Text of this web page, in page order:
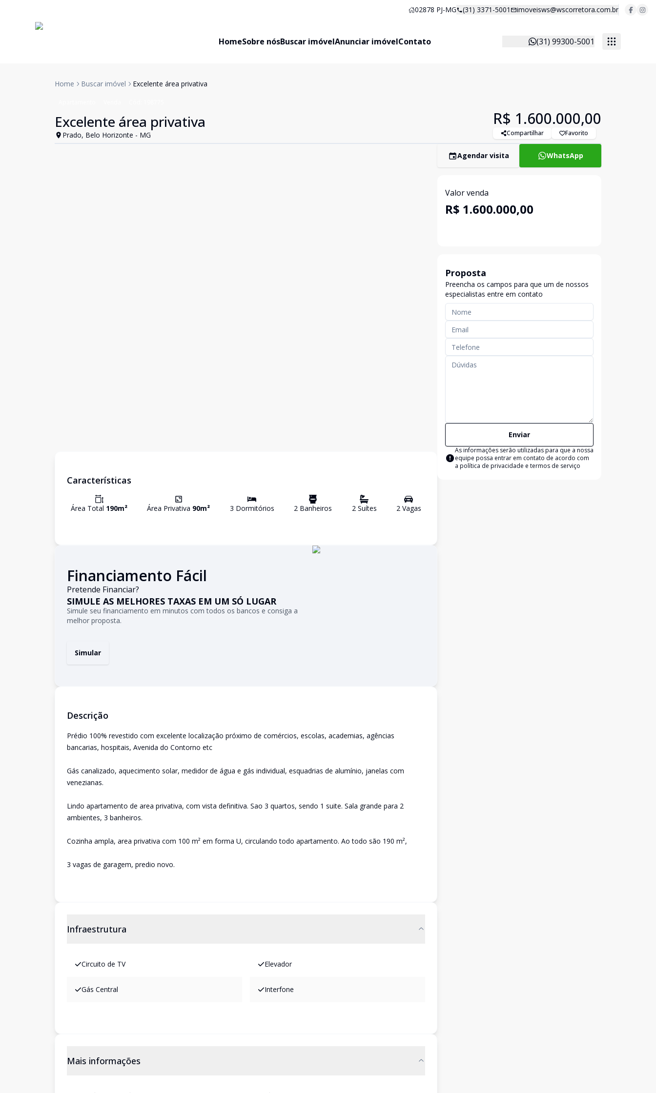
02878 PJ-MG (31) 3371-5001 imoveisws@wscorretora.com.br
HomeSobre nósBuscar imóvelAnunciar imóvelContato (31) 99300-5001
Home Buscar imóvel Excelente área privativa
Excelente área privativa
Prado, Belo Horizonte - MG
R$ 1.600.000,00
Compartilhar Favorito
Características
Área Total 190m² Área Privativa 90m² 3 Dormitórios 2 Banheiros 2Suítes 2Vagas
Financiamento Fácil
Pretende Financiar?
SIMULE AS MELHORES TAXAS EM UM SÓ LUGAR
Simule seu financiamento em minutos com todos os bancos e consiga a
melhor proposta.
Simular
Descrição
Prédio 100% revestido com excelente localização próximo de comércios, escolas, academias, agências
bancarias, hospitais, Avenida do Contorno etc
Gás canalizado, aquecimento solar, medidor de água e gás individual, esquadrias de alumínio, janelas com
venezianas.
Lindo apartamento de area privativa, com vista definitiva. Sao 3 quartos, sendo 1 suite. Sala grande para 2
ambientes, 3 banheiros.
Cozinha ampla, area privativa com 100 m² em forma U, circulando todo apartamento. Ao todo são 190 m²,
3 vagas de garagem, predio novo.
Infraestrutura
Circuito de TV Elevador
Gás Central Interfone
Mais informações
Agendar visita WhatsApp
Valor venda
R$ 1.600.000,00
Proposta
Preencha os campos para que um de nossos
especialistas entre em contato
Enviar
As informações serão utilizadas para que a nossa
equipe possa entrar em contato de acordo com
a política de privacidade e termos de serviço